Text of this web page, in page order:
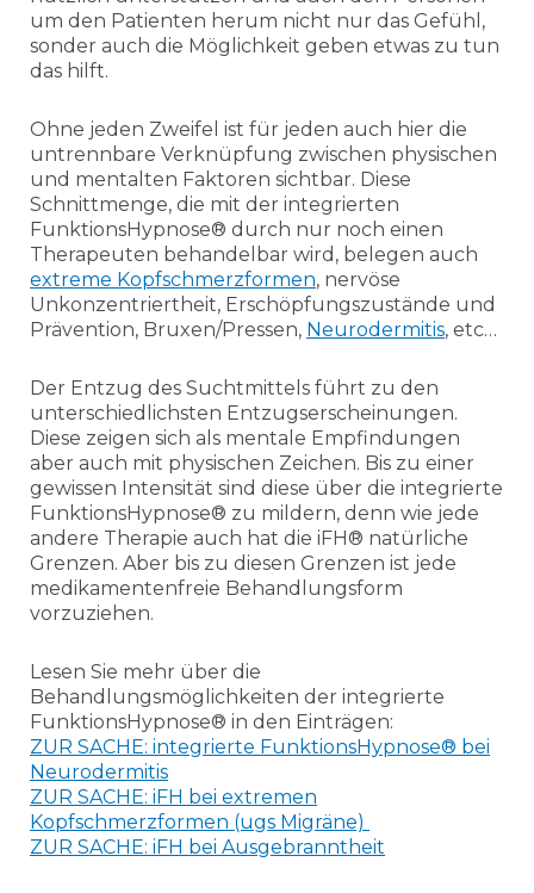
um den Patienten herum nicht nur das Gefühl,
sonder auch die Möglichkeit geben etwas zu tun
das hilft.
Ohne jeden Zweifel ist für jeden auch hier die
untrennbare Verknüpfung zwischen physischen
und mentalten Faktoren sichtbar. Diese
Schnittmenge, die mit der integrierten
FunktionsHypnose® durch nur noch einen
Therapeuten behandelbar wird, belegen auch
extreme Kopfschmerzformen, nervöse
Unkonzentriertheit, Erschöpfungszustände und
Prävention, Bruxen/Pressen, Neurodermitis, etc…
Der Entzug des Suchtmittels führt zu den
unterschiedlichsten Entzugserscheinungen.
Diese zeigen sich als mentale Empfindungen
aber auch mit physischen Zeichen. Bis zu einer
gewissen Intensität sind diese über die integrierte
FunktionsHypnose® zu mildern, denn wie jede
andere Therapie auch hat die iFH® natürliche
Grenzen. Aber bis zu diesen Grenzen ist jede
medikamentenfreie Behandlungsform
vorzuziehen.
Lesen Sie mehr über die
Behandlungsmöglichkeiten der integrierte
FunktionsHypnose® in den Einträgen:
ZUR SACHE: integrierte FunktionsHypnose® bei
Neurodermitis
ZUR SACHE: iFH bei extremen
Kopfschmerzformen (ugs Migräne)
ZUR SACHE: iFH bei Ausgebranntheit